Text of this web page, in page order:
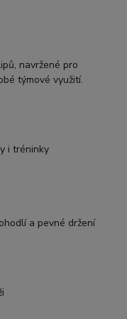
navržené pro
týmové využití.
i tréninky
a pevné držení